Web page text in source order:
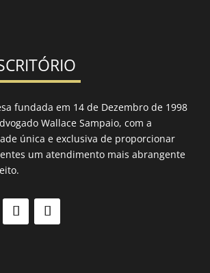
fundada em 14 de Dezembro de 1998
Wallace Sampaio, com a
única e exclusiva de proporcionar
um atendimento mais abrangente